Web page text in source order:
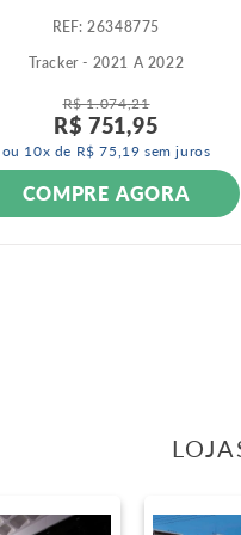
:26348775
Tracker - 2021 A 2022
R$ 1.074,21
R$ 751,95
ou 10x de R$ 75 19 sem juros
COMPRE AGORA